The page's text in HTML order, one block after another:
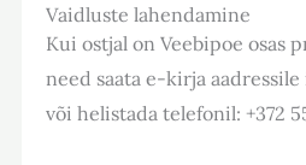
Vaidluste lahendamine
Kui ostjal on Veebipoe osas
need saata e-kirja
või helistada telefonil: +372